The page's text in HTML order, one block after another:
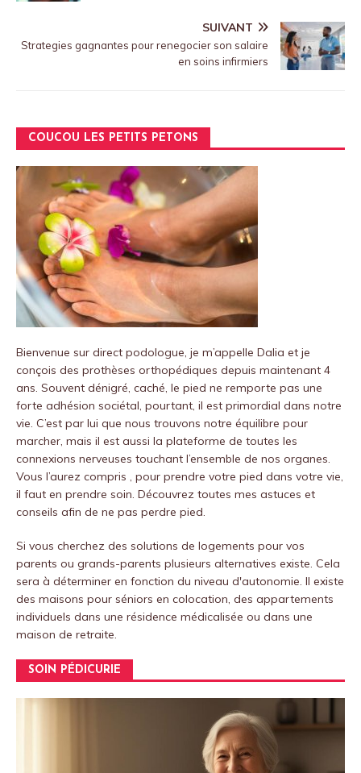
SUIVANT
Strategies gagnantes pour renegocier son salaire
en soins infirmiers
COUCOU LES PETITS PETONS
Bienvenue sur direct podologue, je m’appelle Dalia et je
conçois des prothèses orthopédiques depuis maintenant 4
ans. Souvent dénigré, caché, le pied ne remporte pas une
forte adhésion sociétal, pourtant, il est primordial dans notre
vie. C’est par lui que nous trouvons notre équilibre pour
marcher, mais il est aussi la plateforme de toutes les
connexions nerveuses touchant l’ensemble de nos organes.
Vous l’aurez compris , pour prendre votre pied dans votre vie,
il faut en prendre soin. Découvrez toutes mes astuces et
conseils afin de ne pas perdre pied.
Si vous cherchez des solutions de logements pour vos
parents ou grands-parents plusieurs alternatives existe. Cela
sera à déterminer en fonction du niveau d'autonomie. Il existe
des maisons pour séniors en colocation, des appartements
individuels dans une résidence médicalisée ou dans une
maison de retraite.
SOIN PÉDICURIE